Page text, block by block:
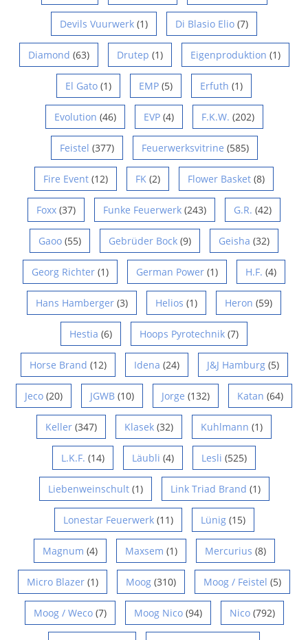
Devils Vuurwerk (1) Di Blasio Elio (7)
Diamond (63) Drutep (1) Eigenproduktion (1)
El Gato (1) EMP (5) Erfuth (1)
Evolution (46) EVP(4) F.K.W. (202)
Feistel (377) Feuerwerksvitrine (585)
Fire Event (12) FK (2) Flower Basket (8)
Foxx (37) Funke Feuerwerk (243) G.R. (42)
Gaoo (55) Gebrüder Bock (9) Geisha (32)
Georg Richter (1) German Power (1) H.F. (4)
Hans Hamberger (3) Helios (1) Heron (59)
Hestia (6) Hoops Pyrotechnik (7)
Horse Brand (12) Idena (24) J&J Hamburg(5)
Jeco (20) JGWB (10) Jorge (132) Katan (64)
Keller (347) Klasek (32) Kuhlmann (1)
L.K.F. (14) Läubli (4) Lesli (525)
Liebenweinschult(1) Link Triad Brand (1)
Lonestar Feuerwerk(11) Lünig(15)
Magnum (4) Maxsem (1) Mercurius (8)
Micro Blazer (1) Moog (310) Moog / Feistel (5)
Moog / Weco(7) Moog Nico(94) Nico(792)